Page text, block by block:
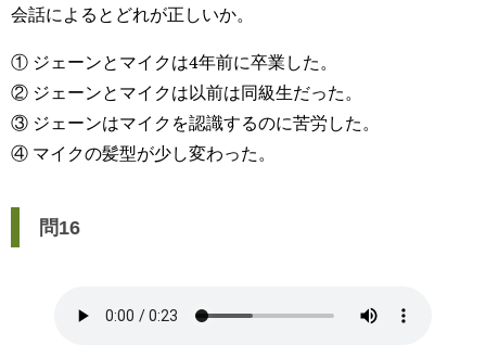
会話によるとどれが正しいか。
① ジェーンとマイクは4年前に卒業した。
② ジェーンとマイクは以前は同級生だった。
③ ジェーンはマイクを認識するのに苦労した。
④ マイクの髪型が少し変わった。
問16